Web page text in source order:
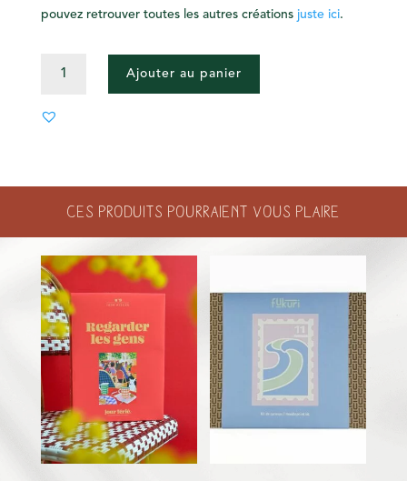
pouvez retrouver toutes les autres créations juste ici.
A6
PAPILLONS
Ajouter au panier
Ces produits pourraient vous plaire